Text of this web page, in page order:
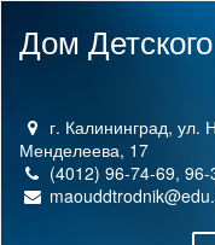
Дом
г. Калининград, ул.
Менделеева, 17
(4012) 96-74-69, 96-